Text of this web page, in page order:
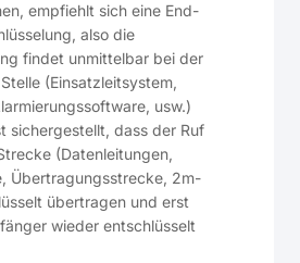
empfiehlt sich eine End-
also die
findet unmittelbar bei der
(Einsatzleitsystem,
usw.)
sichergestellt, dass der Ruf
(Datenleitungen,
Übertragungsstrecke, 2m-
übertragen und erst
wieder entschlüsselt